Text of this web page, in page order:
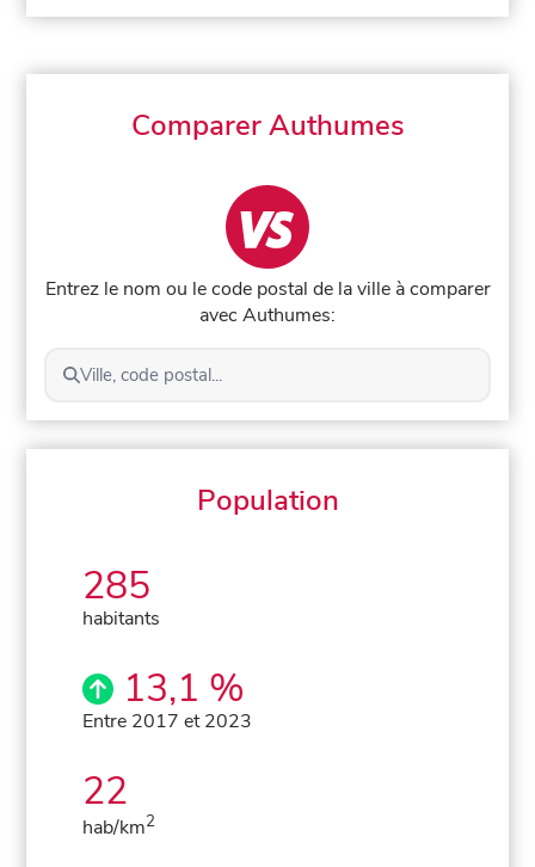
Comparer Authumes
Entrez le nom ou le code postal de la ville à comparer
avec Authumes:
Ville, code postal...
Population
285
habitants
13,1 %
Entre 2017 et 2023
22
hab/km2